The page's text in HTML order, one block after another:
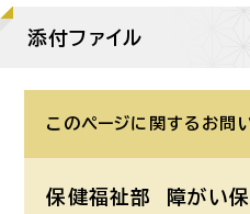
添付ファイル
このページに関する お問
保健福祉部 障がい